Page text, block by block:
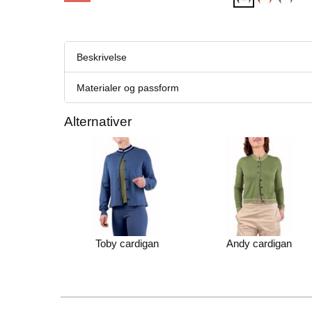
Beskrivelse
Materialer og passform
Alternativer
Toby cardigan Andy cardigan